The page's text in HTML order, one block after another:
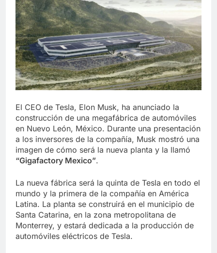
El CEO de Tesla, Elon Musk, ha anunciado la
construcción de una megafábrica de automóviles
en Nuevo León, México. Durante una presentación
a los inversores de la compañía, Musk mostró una
imagen de cómo será la nueva planta y la llamó
“Gigafactory Mexico”.
La nueva fábrica será la quinta de Tesla en todo el
mundo y la primera de la compañía en América
Latina. La planta se construirá en el municipio de
Santa Catarina, en la zona metropolitana de
Monterrey, y estará dedicada a la producción de
automóviles eléctricos de Tesla.